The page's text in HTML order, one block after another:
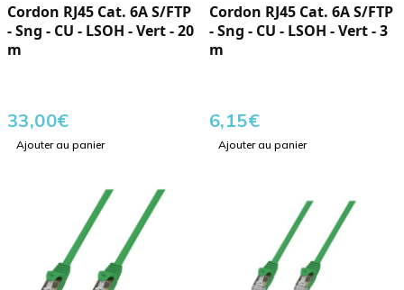
Cordon RJ45 Cat. 6A S/FTP
- Sng - CU - LSOH - Vert - 20
m
33,00€
Ajouter au panier
Cordon RJ45 Cat. 6A S/FTP
- Sng - CU - LSOH - Vert - 3
m
6,15€
Ajouter au panier